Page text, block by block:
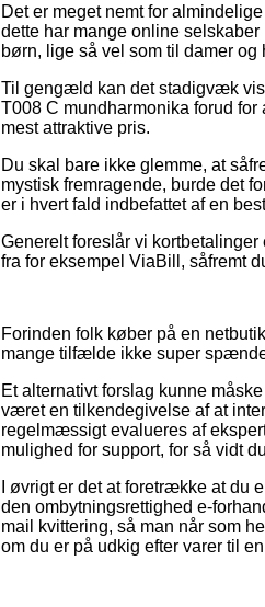
Det er meget nemt for
dette har mange online
børn, lige så vel som til damer
Til gengæld kan det stadigvæk
T008 C mundharmonika forud
mest attraktive pris.
Du skal bare ikke glemme, at
mystisk fremragende, burde det
er i hvert fald indbefattet af en
Generelt foreslår vi
fra for eksempel ViaBill, såfremt
Forinden folk køber på en
mange tilfælde ikke super
Et alternativt forslag kunne
været en tilkendegivelse af at
regelmæssigt evalueres af
mulighed for support, for så vidt
I øvrigt er det at foretrække at
den ombytningsrettighed e-
mail kvittering, så man når som
om du er på udkig efter varer til